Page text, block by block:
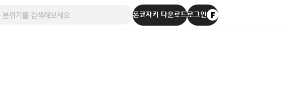
폰코자키 다운로드로그인